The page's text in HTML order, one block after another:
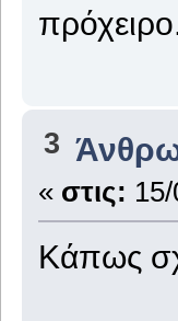
3
« στις:
Κάπως